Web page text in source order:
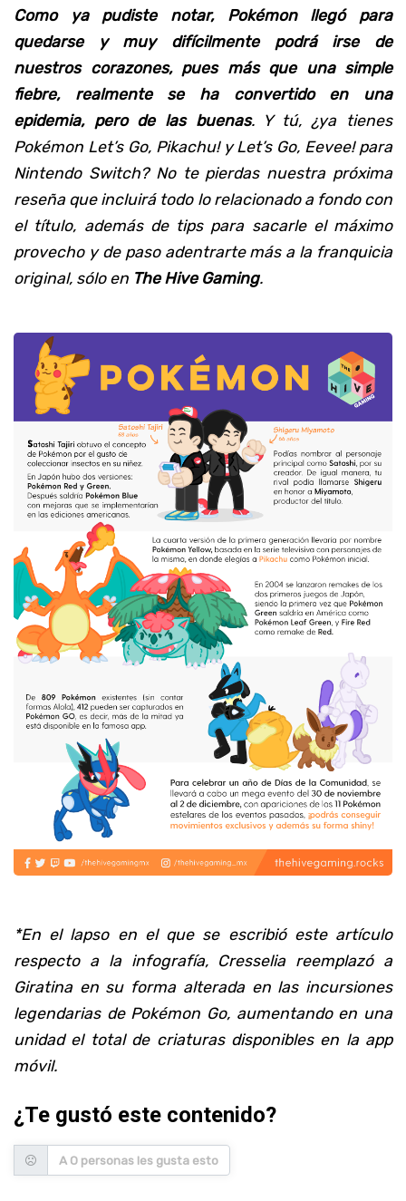
Como ya pudiste notar, Pokémon llegó para
quedarse y muy difícilmente podrá irse de
nuestros corazones, pues más que una simple
fiebre, realmente se ha convertido en una
epidemia, pero de las buenas. Y tú, ¿ya tienes
Pokémon Let’s Go, Pikachu! y Let’s Go, Eevee! para
Nintendo Switch? No te pierdas nuestra próxima
reseña que incluirá todo lo relacionado a fondo con
el título, además de tips para sacarle el máximo
provecho y de paso adentrarte más a la franquicia
original, sólo en The Hive Gaming.
*En el lapso en el que se escribió este artículo
respecto a la infografía, Cresselia reemplazó a
Giratina en su forma alterada en las incursiones
legendarias de Pokémon Go, aumentando en una
unidad el total de criaturas disponibles en la app
móvil.
¿Te gustó este contenido?
A 0 personas les gusta esto